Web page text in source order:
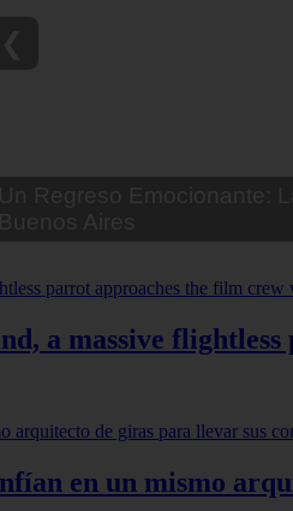
a massive
en un mismo